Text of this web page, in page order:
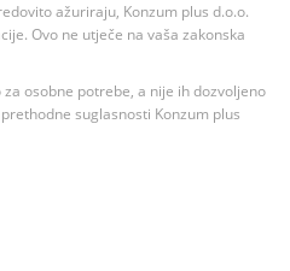
ažuriraju, Konzum plus d.o.o.
Ovo ne utječe na vaša zakonska
osobne potrebe, a nije ih dozvoljeno
suglasnosti Konzum plus